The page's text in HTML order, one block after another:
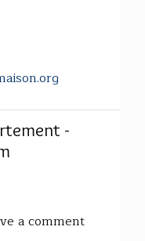
-
a comment